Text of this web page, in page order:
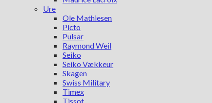
Ure
Ole Mathiesen
Picto
Pulsar
Raymond Weil
Seiko
Seiko Vækkeur
Skagen
Swiss Military
Timex
Tissot